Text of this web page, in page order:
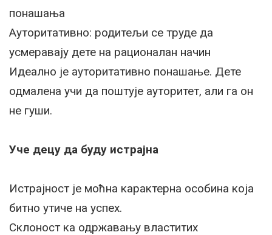
понашања
Ауторитативно: родитељи се труде да
усмеравају дете на рационалан начин
Идеално је ауторитативно понашање. Дете
одмалена учи да поштује ауторитет, али га он
не гуши.
Уче децу да буду истрајна
Истрајност је моћна карактерна особина која
битно утиче на успех.
Склоност ка одржавању властитих